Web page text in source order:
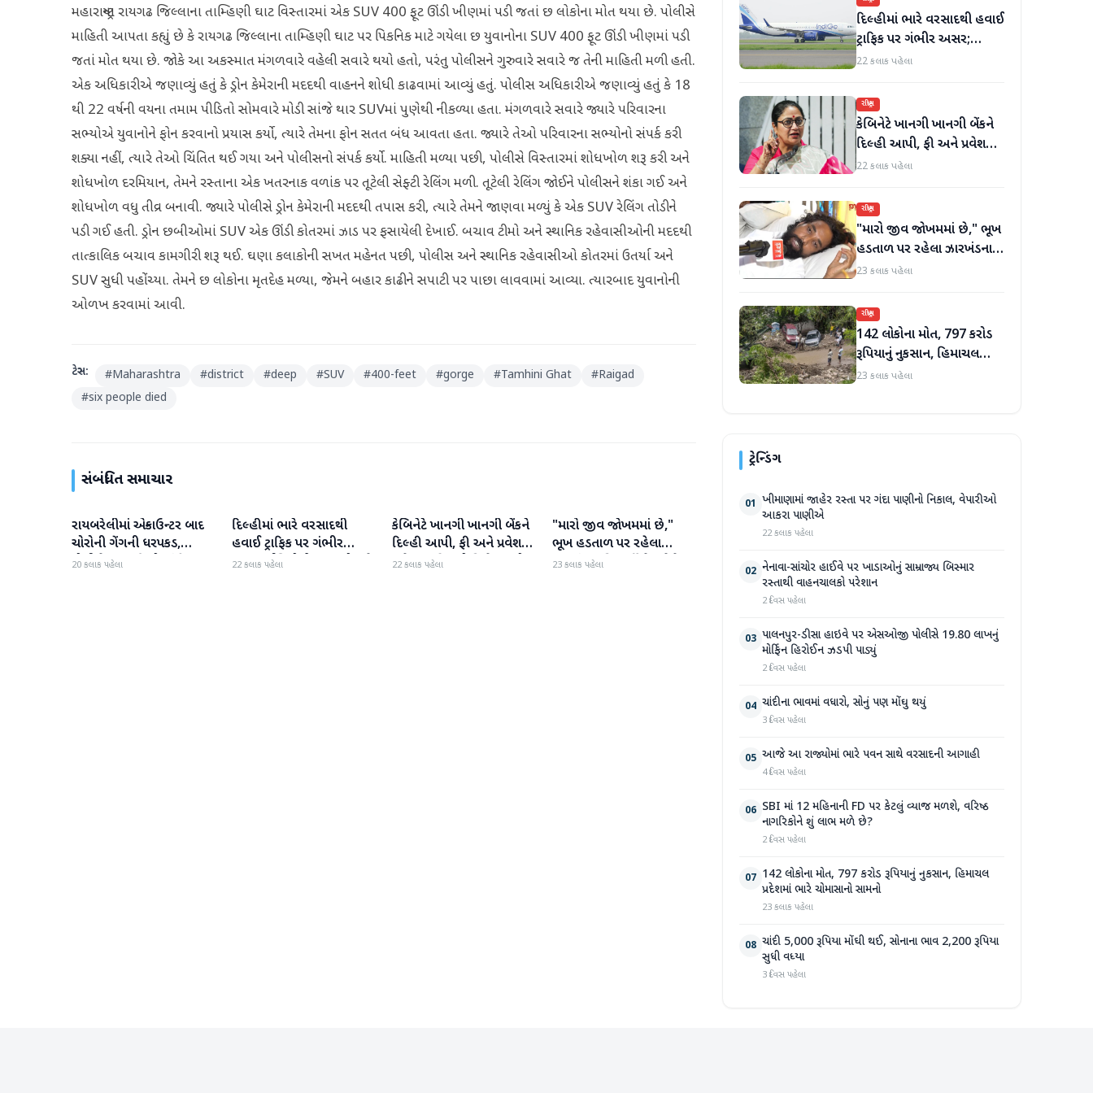
મહારાષ્ટ્રના રાયગઢ જિલ્લાના તામ્હિણી ઘાટ વિસ્તારમાં એક SUV 400 ફૂટ ઊંડી ખીણમાં પડી જતાં છ લોકોના મોત થયા છે. પોલીસે
માહિતી આપતા કહ્યું છે કે રાયગઢ જિલ્લાના તામ્હિણી ઘાટ પર પિકનિક માટે ગયેલા છ યુવાનોના SUV 400 ફૂટ ઊંડી ખીણમાં પડી
જતાં મોત થયા છે. જોકે આ અકસ્માત મંગળવારે વહેલી સવારે થયો હતો, પરંતુ પોલીસને ગુરુવારે સવારે જ તેની માહિતી મળી હતી.
એક અધિકારીએ જણાવ્યું હતું કે ડ્રોન કેમેરાની મદદથી વાહનને શોધી કાઢવામાં આવ્યું હતું. પોલીસ અધિકારીએ જણાવ્યું હતું કે 18
થી 22 વર્ષની વયના તમામ પીડિતો સોમવારે મોડી સાંજે થાર SUVમાં પુણેથી નીકળ્યા હતા. મંગળવારે સવારે જ્યારે પરિવારના
સભ્યોએ યુવાનોને ફોન કરવાનો પ્રયાસ કર્યો, ત્યારે તેમના ફોન સતત બંધ આવતા હતા. જ્યારે તેઓ પરિવારના સભ્યોનો સંપર્ક કરી
શક્યા નહીં, ત્યારે તેઓ ચિંતિત થઈ ગયા અને પોલીસનો સંપર્ક કર્યો. માહિતી મળ્યા પછી, પોલીસે વિસ્તારમાં શોધખોળ શરૂ કરી અને
શોધખોળ દરમિયાન, તેમને રસ્તાના એક ખતરનાક વળાંક પર તૂટેલી સેફ્ટી રેલિંગ મળી. તૂટેલી રેલિંગ જોઈને પોલીસને શંકા ગઈ અને
શોધખોળ વધુ તીવ્ર બનાવી. જ્યારે પોલીસે ડ્રોન કેમેરાની મદદથી તપાસ કરી, ત્યારે તેમને જાણવા મળ્યું કે એક SUV રેલિંગ તોડીને
પડી ગઈ હતી. ડ્રોન છબીઓમાં SUV એક ઊંડી કોતરમાં ઝાડ પર ફસાયેલી દેખાઈ. બચાવ ટીમો અને સ્થાનિક રહેવાસીઓની મદદથી
તાત્કાલિક બચાવ કામગીરી શરૂ થઈ. ઘણા કલાકોની સખત મહેનત પછી, પોલીસ અને સ્થાનિક રહેવાસીઓ કોતરમાં ઉતર્યા અને
SUV સુધી પહોંચ્યા. તેમને છ લોકોના મૃતદેહ મળ્યા, જેમને બહાર કાઢીને સપાટી પર પાછા લાવવામાં આવ્યા. ત્યારબાદ યુવાનોની
ઓળખ કરવામાં આવી.
ટેગ્સ: #Maharashtra #district #deep #SUV #400-feet #gorge #Tamhini Ghat #Raigad
#six people died
સંબંધિત સમાચાર
રાષ્ટ્રીય
રાયબરેલીમાં એન્કાઉન્ટર બાદ
ચોરોની ગેંગની ધરપકડ,
પોલીસે 12.4 કિલો ચાંદીના
20 કલાક પહેલા
રાષ્ટ્રીય
દિલ્હીમાં ભારે વરસાદથી
હવાઈ ટ્રાફિક પર ગંભીર
અસર; ઈન્ડિગોએ મુસાફરો માટે
22 કલાક પહેલા
રાષ્ટ્રીય
કેબિનેટે ખાનગી ખાનગી બેંકને
દિલ્હી આપી, ફી અને પ્રવેશ
માટે નવા નિયમો વિશે જાણો
22 કલાક પહેલા
રાષ્ટ્રીય
"મારો જીવ જોખમમાં છે,"
ભૂખ હડતાળ પર રહેલા
ઝારખંડના વિદ્યાર્થી નેતા દેવેન્દ્ર
23 કલાક પહેલા
દિલ્હીમાં ભારે વરસાદથી હવાઈ
ટ્રાફિક પર ગંભીર અસર;
ઈન્ડિગોએ મુસાફરો માટે
22 કલાક પહેલા
રાષ્ટ્રીય
કેબિનેટે ખાનગી ખાનગી બેંકને
દિલ્હી આપી, ફી અને પ્રવેશ
માટે નવા નિયમો વિશે જાણો
22 કલાક પહેલા
રાષ્ટ્રીય
"મારો જીવ જોખમમાં છે," ભૂખ
હડતાળ પર રહેલા ઝારખંડના
વિદ્યાર્થી નેતા દેવેન્દ્ર નાથ
23 કલાક પહેલા
રાષ્ટ્રીય
142 લોકોના મોત, 797 કરોડ
રૂપિયાનું નુકસાન, હિમાચલ
પ્રદેશમાં ભારે ચોમાસાનો સામનો
23 કલાક પહેલા
ટ્રેન્ડિંગ
01 ખીમાણામાં જાહેર રસ્તા પર ગંદા પાણીનો નિકાલ, વેપારીઓ
આકરા પાણીએ
22 કલાક પહેલા
02 નેનાવા-સાંચોર હાઈવે પર ખાડાઓનું સામ્રાજ્ય બિસ્માર
રસ્તાથી વાહનચાલકો પરેશાન
2 દિવસ પહેલા
03 પાલનપુર-ડીસા હાઇવે પર એસઓજી પોલીસે 19.80 લાખનું
મોર્ફિન હિરોઈન ઝડપી પાડ્યું
2 દિવસ પહેલા
04 ચાંદીના ભાવમાં વધારો, સોનું પણ મોંઘુ થયું
3 દિવસ પહેલા
05 આજે આ રાજ્યોમાં ભારે પવન સાથે વરસાદની આગાહી
4 દિવસ પહેલા
06 SBI માં 12 મહિનાની FD પર કેટલું વ્યાજ મળશે, વરિષ્ઠ
નાગરિકોને શું લાભ મળે છે?
2 દિવસ પહેલા
07 142 લોકોના મોત, 797 કરોડ રૂપિયાનું નુકસાન, હિમાચલ
પ્રદેશમાં ભારે ચોમાસાનો સામનો
23 કલાક પહેલા
08 ચાંદી 5,000 રૂપિયા મોંઘી થઈ, સોનાના ભાવ 2,200 રૂપિયા
સુધી વધ્યા
3 દિવસ પહેલા